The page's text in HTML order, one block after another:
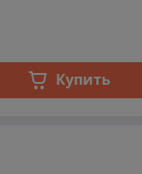
Купить